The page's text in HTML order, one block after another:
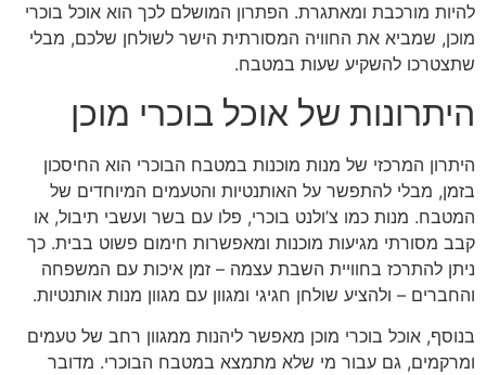
להיות מורכבת ומאתגרת. הפתרון המושלם לכך הוא אוכל בוכרי
מוכן, שמביא את החוויה המסורתית הישר לשולחן שלכם, מבלי
שתצטרכו להשקיע שעות במטבח.
היתרונות של אוכל בוכרי מוכן
היתרון המרכזי של מנות מוכנות במטבח הבוכרי הוא החיסכון
בזמן, מבלי להתפשר על האותנטיות והטעמים המיוחדים של
המטבח. מנות כמו צ’ולנט בוכרי, פלו עם בשר ועשבי תיבול, או
קבב מסורתי מגיעות מוכנות ומאפשרות חימום פשוט בבית. כך
ניתן להתרכז בחוויית השבת עצמה – זמן איכות עם המשפחה
והחברים – ולהציע שולחן חגיגי ומגוון עם מגוון מנות אותנטיות.
בנוסף, אוכל בוכרי מוכן מאפשר ליהנות ממגוון רחב של טעמים
ומרקמים, גם עבור מי שלא מתמצא במטבח הבוכרי. מדובר